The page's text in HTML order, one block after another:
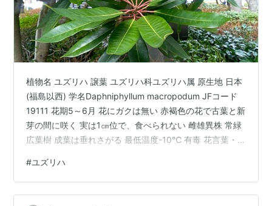
植物名 ユズリハ 譲葉 ユズリハ科ユズリハ属 原生地 日本
(福島以西) 学名Daphniphyllum macropodum JFコード
19111 花期5～6月 花にガクは無い 赤褐色の花で古葉と新
芽の間に咲く 実は1㎝位で、食べられない 雌雄異株 常緑
広葉樹 成葉は垂れさがる 最低温度-10℃ 有毒 花言葉・
#ユズリハ